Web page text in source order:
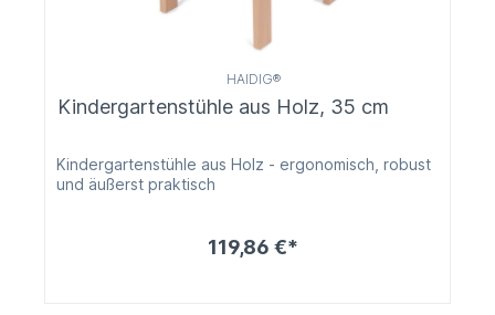
HAIDIG®
Kindergartenstühle aus Holz, 35 cm
Kindergartenstühle aus Holz - ergonomisch, robust
und äußerst praktisch
119,86 €*